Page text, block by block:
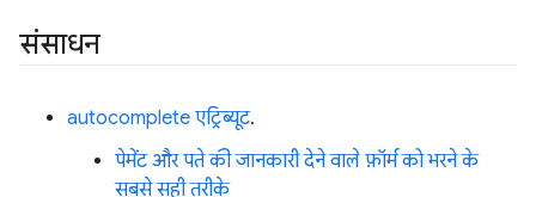
संसाधन
autocomplete एट्रिब्यूट.
पेमेंट और पते की जानकारी देने वाले फ़ॉर्म को भरने के
सबसे सही तरीके